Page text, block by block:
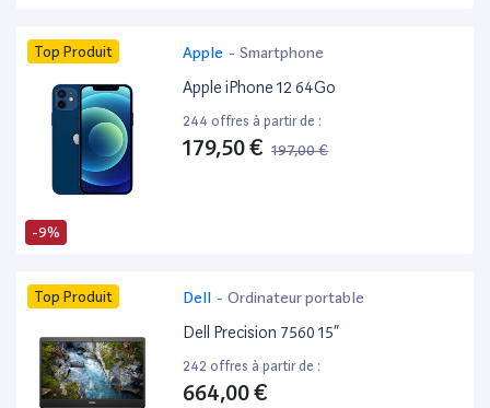
-9%
Top Produit Apple - Smartphone
Apple iPhone 12 64Go
244 offres à partir de :
179,50 € 197,00 €
Top Produit Dell - Ordinateur portable
Dell Precision 7560 15”
242 offres à partir de :
664,00 €